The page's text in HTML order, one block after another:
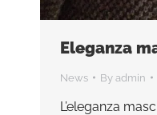
Eleganza
News By admin
L’eleganza